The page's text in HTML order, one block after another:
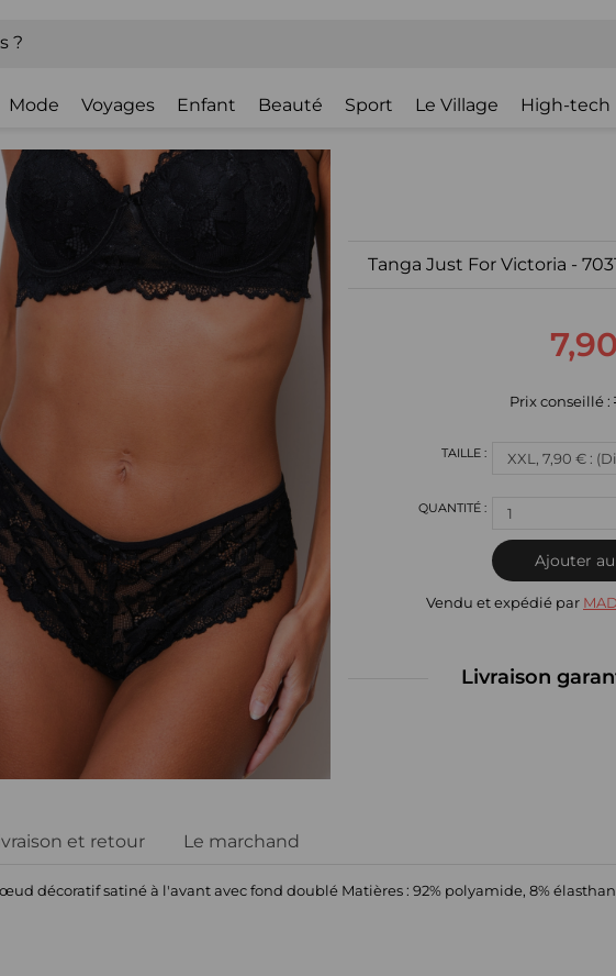
Mode Voyages Enfant Beauté Sport Le Village High-tech
Tanga Just For Victoria -
Prix conseillé :
1
Ajouter
Vendu et expédié par
Livraison
et retour Le marchand
décoratif satiné à l'avant avec fond doublé Matières : 92% polyamide, 8%